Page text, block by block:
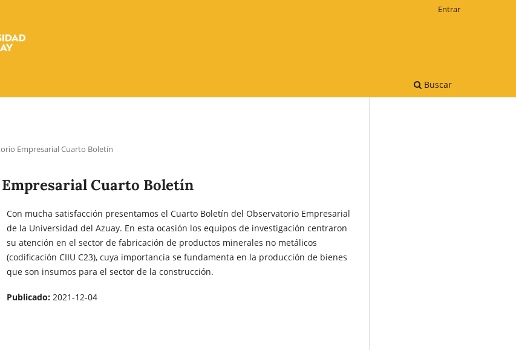
Buscar
Entrar
Empresarial Cuarto Boletín
Cuarto Boletín
Con mucha satisfacción presentamos el Cuarto Boletín del Observatorio Empresarial
de la Universidad del Azuay. En esta ocasión los equipos de investigación centraron
su atención en el sector de fabricación de productos minerales no metálicos
(codificación CIIU C23), cuya importancia se fundamenta en la producción de bienes
que son insumos para el sector de la construcción.
Publicado: 2021-12-04